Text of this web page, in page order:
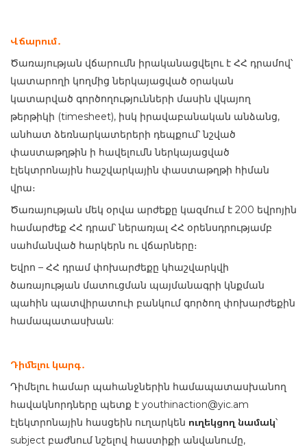
Վճարում․
Ծառայության վճարումն իրականացվելու է ՀՀ դրամով՝
կատարողի կողմից ներկայացված օրական
կատարված գործողությունների մասին վկայող
թերթիկի (timesheet), իսկ իրավաբանական անձանց,
անհատ ձեռնարկատերերի դեպքում՝ նշված
փաստաթղթին ի հավելումն ներկայացված
էլեկտրոնային հաշվարկային փաստաթղթի հիման
վրա։
Ծառայության մեկ օրվա արժեքը կազմում է 200 եվրոյին
համարժեք ՀՀ դրամ՝ ներառյալ ՀՀ օրենսդրությամբ
սահմանված հարկերն ու վճարները։
Եվրո – ՀՀ դրամ փոխարժեքը կհաշվարկվի
ծառայության մատուցման պայմանագրի կնքման
պահին պատվիրատուի բանկում գործող փոխարժեքին
համապատասխան:
Դիմելու կարգ․
Դիմելու համար պահանջներին համապատասխանող
հավակնորդները պետք է youthinaction@yic.am
էլեկտրոնային հասցեին ուղարկեն ուղեկցող նամակ՝
subject բաժնում նշելով հաստիքի անվանումը,